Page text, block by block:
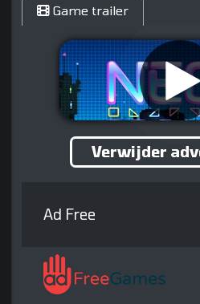
Game trailer
Verwijder
Ad Free